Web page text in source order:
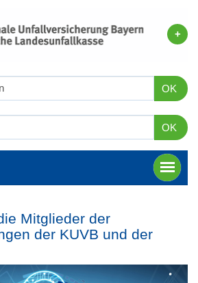
OK
OK
Mitglieder der
der KUVB und der